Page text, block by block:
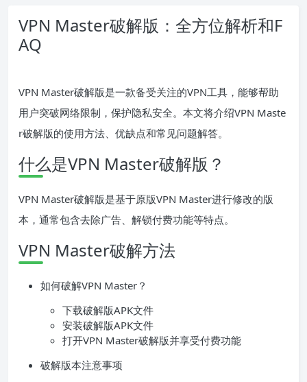
VPN Master破解版：全方位解析和F
AQ
VPN Master破解版是一款备受关注的VPN工具，能够帮助
用户突破网络限制，保护隐私安全。本文将介绍VPN Maste
r破解版的使用方法、优缺点和常见问题解答。
什么是VPN Master破解版？
VPN Master破解版是基于原版VPN Master进行修改的版
本，通常包含去除广告、解锁付费功能等特点。
VPN Master破解方法
如何破解VPN Master？
下载破解版APK文件
安装破解版APK文件
打开VPN Master破解版并享受付费功能
破解版本注意事项